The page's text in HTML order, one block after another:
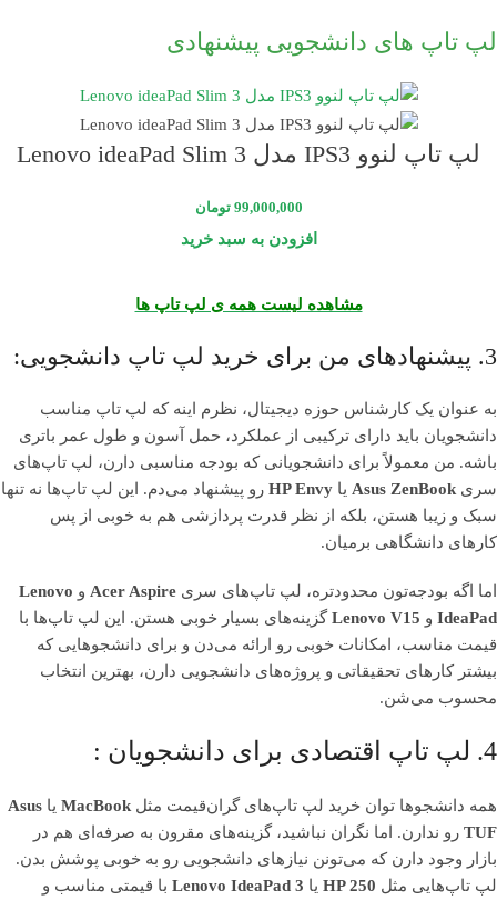
لپ تاپ های دانشجویی پیشنهادی
لپ تاپ لنوو IPS3 مدل Lenovo ideaPad Slim 3
99,000,000 تومان
افزودن به سبد خرید
مشاهده لیست همه ی لپ تاپ ها
3. پیشنهادهای من برای خرید لپ تاپ دانشجویی:
به عنوان یک کارشناس حوزه دیجیتال، نظرم اینه که لپ تاپ مناسب
دانشجویان باید دارای ترکیبی از عملکرد، حمل آسون و طول عمر باتری
باشه. من معمولاً برای دانشجویانی که بودجه مناسبی دارن، لپ تاپ‌های
سری Asus ZenBook یا HP Envy رو پیشنهاد می‌دم. این لپ تاپ‌ها نه‌ تنها
سبک و زیبا هستن، بلکه از نظر قدرت پردازشی هم به خوبی از پس
کارهای دانشگاهی برمیان.
اما اگه بودجه‌تون محدودتره، لپ تاپ‌های سری Acer Aspire و Lenovo
IdeaPad و Lenovo V15گزینه‌های بسیار خوبی هستن. این لپ تاپ‌ها با
قیمت مناسب، امکانات خوبی رو ارائه می‌دن و برای دانشجوهایی که
بیشتر کارهای تحقیقاتی و پروژه‌های دانشجویی دارن، بهترین انتخاب
محسوب می‌شن.
4. لپ تاپ اقتصادی برای دانشجویان :
همه دانشجوها توان خرید لپ تاپ‌های گران‌قیمت مثل MacBook یا Asus
TUF رو ندارن. اما نگران نباشید، گزینه‌های مقرون به صرفه‌ای هم در
بازار وجود دارن که می‌تونن نیازهای دانشجویی رو به خوبی پوشش بدن.
لپ تاپ‌هایی مثل HP 250 یا Lenovo IdeaPad 3 با قیمتی مناسب و